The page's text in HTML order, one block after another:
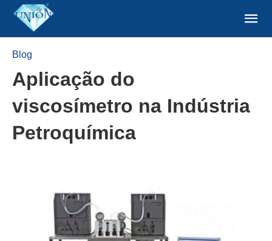
Blog
Aplicação do
viscosímetro na Indústria
Petroquímica